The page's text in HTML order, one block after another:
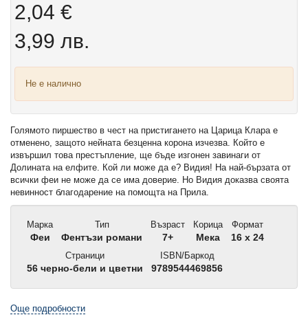
2,04 €
3,99 лв.
Не е налично
Голямото пиршество в чест на пристигането на Царица Клара е
отменено, защото нейната безценна корона изчезва. Който е
извършил това престъпление, ще бъде изгонен завинаги от
Долината на елфите. Кой ли може да е? Видия! На най-бързата от
всички феи не може да се има доверие. Но Видия доказва своята
невинност благодарение на помощта на Прила.
Марка
Феи
Тип
Фентъзи романи
Възраст
7+
Корица
Мека
Формат
16 x 24
Страници
56 черно-бели и цветни
ISBN/Баркод
9789544469856
Още подробности